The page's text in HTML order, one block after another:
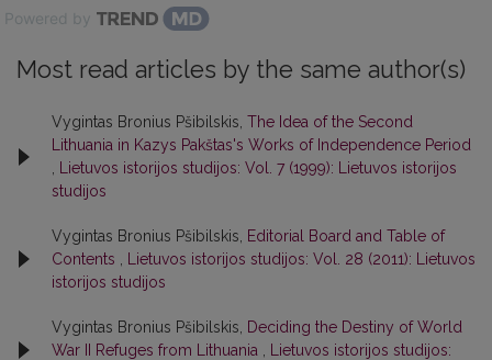
Powered by
Most read articles by the same author(s)
Vygintas Bronius Pšibilskis, The Idea of the Second
Lithuania in Kazys Pakštas's Works of Independence Period
Lietuvos istorijos studijos: Vol. 7 (1999): Lietuvos istorijos
studijos
Vygintas Bronius Pšibilskis,
Editorial Board and Table of
Contents
Lietuvos istorijos studijos: Vol. 28 (2011): Lietuvos
istorijos studijos
Vygintas Bronius Pšibilskis,
Deciding the Destiny of World
War II Refuges from Lithuania
Lietuvos istorijos studijos: